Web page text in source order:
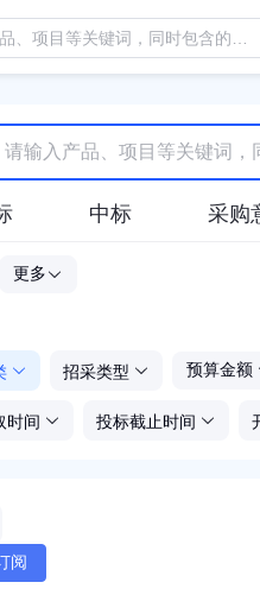
中标 采购
更多
招采类型 预算金额
时间 投标截止时间
阅